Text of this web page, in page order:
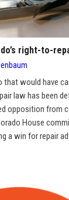
right-to-
that would have
law has been
opposition from
House
a win for repair